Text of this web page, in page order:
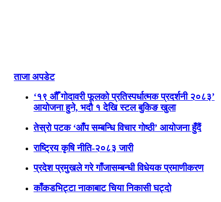
ताजा अपडेट
‘१९ औँ गोदावरी फूलको प्रतिस्पर्धात्मक प्रदर्शनी २०८३’
आयोजना हुने, भदौ १ देखि स्टल बुकिङ खुला
तेस्रो पटक ‘आँप सम्बन्धि विचार गोष्ठी’ आयोजना हुँदैं
राष्ट्रिय कृषि नीति-२०८३ जारी
प्रदेश प्रमुखले गरे गाँजासम्बन्धी विधेयक प्रमाणीकरण
काँकडभिट्टा नाकाबाट चिया निकासी घट्दो